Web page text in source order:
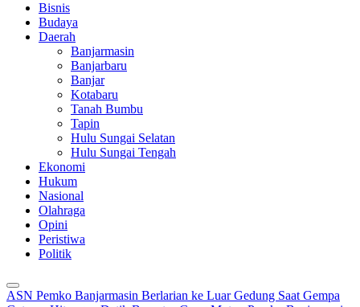
Bisnis
Budaya
Daerah
Banjarmasin
Banjarbaru
Banjar
Kotabaru
Tanah Bumbu
Tapin
Hulu Sungai Selatan
Hulu Sungai Tengah
Ekonomi
Hukum
Nasional
Olahraga
Opini
Peristiwa
Politik
ASN Pemko Banjarmasin Berlarian ke Luar Gedung Saat Gempa